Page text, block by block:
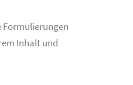
Formulierungen
Inhalt und